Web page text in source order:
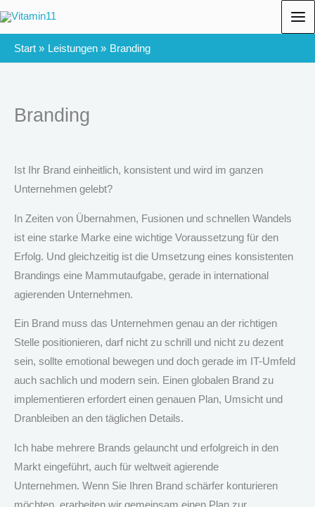
springen
Start Leistungen Branding
Branding
Ist Ihr Brand einheitlich, konsistent und wird im ganzen
Unternehmen gelebt?
In Zeiten von Übernahmen, Fusionen und schnellen Wandels
ist eine starke Marke eine wichtige Voraussetzung für den
Erfolg. Und gleichzeitig ist die Umsetzung eines konsistenten
Brandings eine Mammutaufgabe, gerade in international
agierenden Unternehmen.
Ein Brand muss das Unternehmen genau an der richtigen
Stelle positionieren, darf nicht zu schrill und nicht zu dezent
sein, sollte emotional bewegen und doch gerade im IT-Umfeld
auch sachlich und modern sein. Einen globalen Brand zu
implementieren erfordert einen genauen Plan, Umsicht und
Dranbleiben an den täglichen Details.
Ich habe mehrere Brands gelauncht und erfolgreich in den
Markt eingeführt, auch für weltweit agierende
Unternehmen. Wenn Sie Ihren Brand schärfer konturieren